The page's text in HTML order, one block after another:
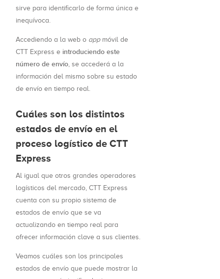
sirve para identificarlo de forma única e
inequívoca.
Accediendo a la web o appmóvil de
CTT Express e introduciendo este
número de envío , se accederá a la
información del mismo sobre su estado
de envío en tiempo real.
Cuáles son los distintos
estados de envío en el
proceso logístico de CTT
Express
Al igual que otros grandes operadores
logísticos del mercado, CTT Express
cuenta con su propio sistema de
estados de envío que se va
actualizando en tiempo real para
ofrecer información clave a sus clientes.
Veamos cuáles son los principales
estados de envío que puede mostrar la